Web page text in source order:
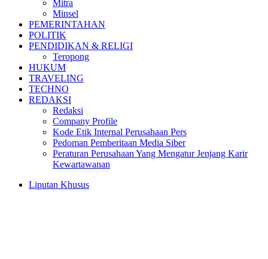
Mitra
Minsel
PEMERINTAHAN
POLITIK
PENDIDIKAN & RELIGI
Teropong
HUKUM
TRAVELING
TECHNO
REDAKSI
Redaksi
Company Profile
Kode Etik Internal Perusahaan Pers
Pedoman Pemberitaan Media Siber
Peraturan Perusahaan Yang Mengatur Jenjang Karir
Kewartawanan
Liputan Khusus